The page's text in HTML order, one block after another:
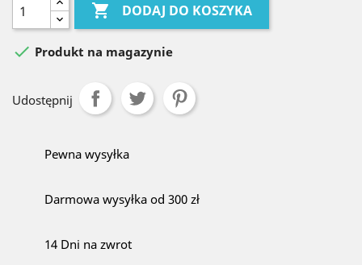
 DODAJ DO KOSZYKA
 Produkt na magazynie
Udostępnij
Pewna wysyłka
Darmowa wysyłka od 300 zł
14 Dni na zwrot